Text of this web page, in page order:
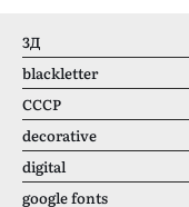
3Д
blackletter
CCCР
decorative
digital
google fonts